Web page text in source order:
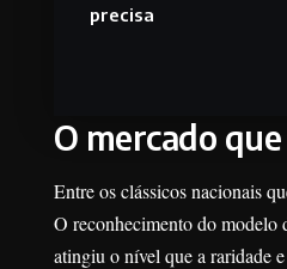
precisa
O mercado
Entre os clássicos nacionais
O reconhecimento do modelo
atingiu o nível que a raridade